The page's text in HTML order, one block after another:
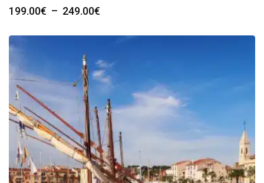
199.00€ – 249.00€
prix :
à
249.00€